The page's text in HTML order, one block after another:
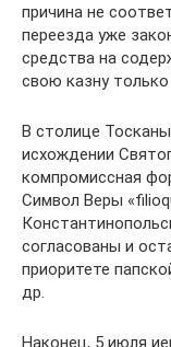
причина не
переезда уже
средства на
свою казну
В столице
исхождении
компромиссная
Символ Веры
согласованы и
приоритете
др.
Наконец, 5 июля